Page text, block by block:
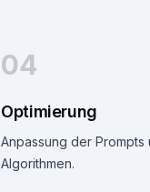
04
Optimierung
Anpassung der Prompts
Algorithmen.